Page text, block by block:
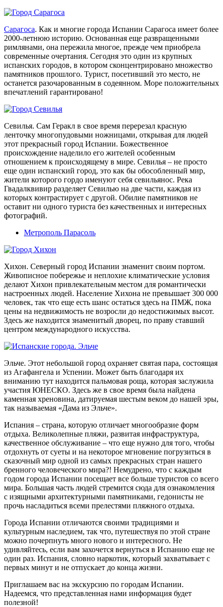
Сарагоса. Как и многие города Испании Сарагоса имеет более
2000-летнюю историю. Основанная еще развращенными
римлянами, она пережила многое, прежде чем приобрела
современные очертания. Сегодня это один из крупных
испанских городов, в котором сконцентрировано множество
памятников прошлого. Турист, посетивший это место, не
останется разочарованным в содеянном. Море положительных
впечатлений гарантировано!
Севилья. Сам Геракл в свое время перерезал красную
ленточку многопудовыми ножницами, открывая для людей
этот прекрасный город Испании. Божественное
происхождение наделило его жителей особенным
отношением к происходящему в мире. Севилья – не просто
еще один испанский город, это как бы обособленный мир,
жители которого гордо именуют себя севильянос. Река
Гвадалквивир разделяет Севилью на две части, каждая из
которых контрастирует с другой. Обилие памятников не
оставит ни одного туриста без качественных и интересных
фотографий.
Метрополь Парасоль
Хихон. Северный город Испании знаменит своим портом.
Живописное побережье и неплохие климатические условия
делают Хихон привлекательным местом для романтически
настроенных людей. Население Хихона не превышает 300 000
человек, так что еще есть шанс остаться здесь на ПМЖ, пока
цены на недвижимость не возросли до недостижимых высот.
Здесь же находится знаменитый дворец, по праву ставший
центром международного искусства.
Эльче. Этот небольшой город охраняет святая пара, состоящая
из Агафангела и Успении. Может быть благодаря их
вниманию тут находится пальмовая роща, которая заслужила
участия ЮНЕСКО. Здесь же в свое время была найдена
каменная хреновина, датируемая шестым веком до нашей эры,
так называемая «Дама из Эльче».
Испания – страна, которую отличает многообразие форм
отдыха. Великолепные пляжи, развитая инфраструктура,
качественное обслуживание – что еще нужно для того, чтобы
отдохнуть от суеты и на некоторое мгновение погрузиться в
сказочный мир одной из самых прекрасных стран нашего
бренного человеческого мира?! Немудрено, что с каждым
годом города Испании посещает все больше туристов со всего
мира. Большая часть людей стремится сюда для ознакомления
с изящными архитектурными памятниками, гедонисты не
прочь насладиться всеми прелестями пляжного отдыха.
Города Испании отличаются своими традициями и
культурным наследием, так что, путешествуя по этой стране
можно почерпнуть много нового и интересного. Не
удивляйтесь, если вам захочется вернуться в Испанию еще не
один раз. Испания, словно наркотик, который захватывает с
первых минут и не отпускает до конца жизни.
Приглашаем вас на экскурсию по городам Испании.
Надеемся, что представленная нами информация будет
полезной!